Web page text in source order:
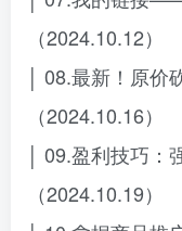
（2024.10.12）
│ 08.最新！原价
（2024.10.16）
│ 09.盈利技巧：
（2024.10.19）